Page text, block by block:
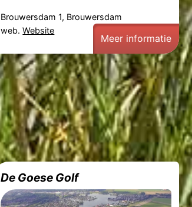
Brouwersdam 1, Brouwersdam
web.Website
Meer informatie
De Goese Golf